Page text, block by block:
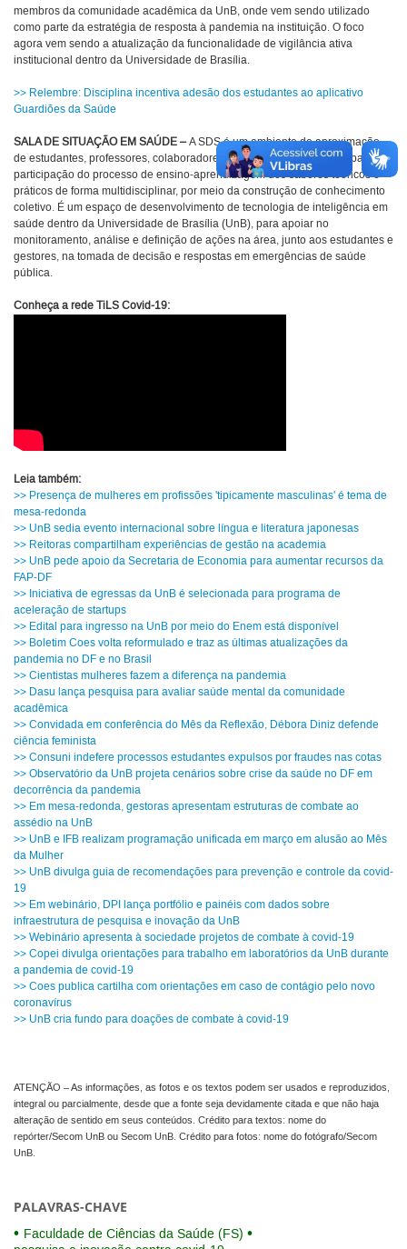
membros da comunidade acadêmica da UnB, onde vem sendo utilizado
como parte da estratégia de resposta à pandemia na instituição. O foco
agora vem sendo a atualização da funcionalidade de vigilância ativa
institucional dentro da Universidade de Brasília.
>> Relembre: Disciplina incentiva adesão dos estudantes ao aplicativo
Guardiões da Saúde
SALA DE SITUAÇÃO EM SAÚDE –A SDS é um ambiente de aproximação
de estudantes, professores, colaboradores e profissionais de saúde para
participação do processo de ensino-aprendizagem dos saberes teóricos e
práticos de forma multidisciplinar, por meio da construção de conhecimento
coletivo. É um espaço de desenvolvimento de tecnologia de inteligência em
saúde dentro da Universidade de Brasília (UnB), para apoiar no
monitoramento, análise e definição de ações na área, junto aos estudantes e
gestores, na tomada de decisão e respostas em emergências de saúde
pública.
Conheça a rede TiLS Covid-19:
Leia também:
>> Presença de mulheres em profissões 'tipicamente masculinas' é tema de
mesa-redonda
>> UnB sedia evento internacional sobre língua e literatura japonesas
>> Reitoras compartilham experiências de gestão na academia
>> UnB pede apoio da Secretaria de Economia para aumentar recursos da
FAP-DF
>> Iniciativa de egressas da UnB é selecionada para programa de
aceleração de startups
>> Edital para ingresso na UnB por meio do Enem está disponível
>> Boletim Coes volta reformulado e traz as últimas atualizações da
pandemia no DF e no Brasil
>> Cientistas mulheres fazem a diferença na pandemia
>> Dasu lança pesquisa para avaliar saúde mental da comunidade
acadêmica
>> Convidada em conferência do Mês da Reflexão, Débora Diniz defende
ciência feminista
>> Consuni indefere processos estudantes expulsos por fraudes nas cotas
>> Observatório da UnB projeta cenários sobre crise da saúde no DF em
decorrência da pandemia
>> Em mesa-redonda, gestoras apresentam estruturas de combate ao
assédio na UnB
>> UnB e IFB realizam programação unificada em março em alusão ao Mês
da Mulher
>> UnB divulga guia de recomendações para prevenção e controle da covid-
19
>> Em webinário, DPI lança portfólio e painéis com dados sobre
infraestrutura de pesquisa e inovação da UnB
>> Webinário apresenta à sociedade projetos de combate à covid-19
>> Copei divulga orientações para trabalho em laboratórios da UnB durante
a pandemia de covid-19
>> Coes publica cartilha com orientações em caso de contágio pelo novo
coronavírus
>> UnB cria fundo para doações de combate à covid-19
ATENÇÃO – As informações, as fotos e os textos podem ser usados e reproduzidos,
integral ou parcialmente, desde que a fonte seja devidamente citada e que não haja
alteração de sentido em seus conteúdos. Crédito para textos: nome do
repórter/Secom UnB ou Secom UnB. Crédito para fotos: nome do fotógrafo/Secom
UnB.
PALAVRAS-CHAVE
Faculdade de Ciências da Saúde (FS)